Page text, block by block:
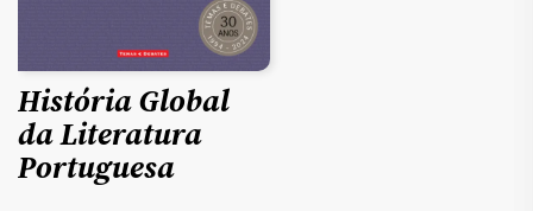
História Global
da Literatura
Portuguesa